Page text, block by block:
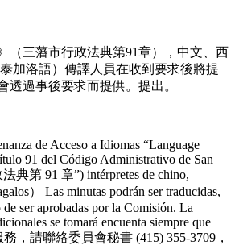
（三藩市行政法典第91章），中文、西
加洛語）傳譯人員在收到要求後將提
透過事後要求而提供。提出。
de Acceso a Idiomas “Language
91 del Código Administrativo de San
典第 91 章”) intérpretes de chino,
） Las minutas podrán ser traducidas,
de ser aprobadas por la Comisión. La
se tomará encuenta siempre que
務，請聯絡委員會秘書 (415) 355-3709，